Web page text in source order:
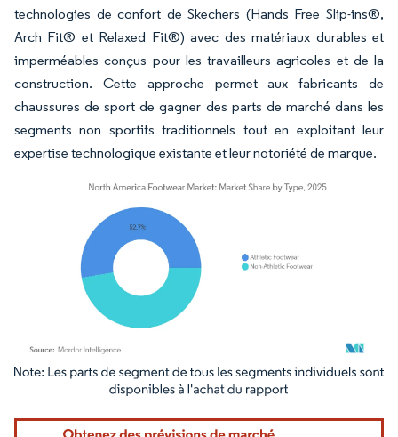
technologies de confort de Skechers (Hands Free Slip-ins®,
Arch Fit® et Relaxed Fit®) avec des matériaux durables et
imperméables conçus pour les travailleurs agricoles et de la
construction. Cette approche permet aux fabricants de
chaussures de sport de gagner des parts de marché dans les
segments non sportifs traditionnels tout en exploitant leur
expertise technologique existante et leur notoriété de marque.
Image © Mordor Intelligence. La réutilisation nécessite une attribution sous CC BY